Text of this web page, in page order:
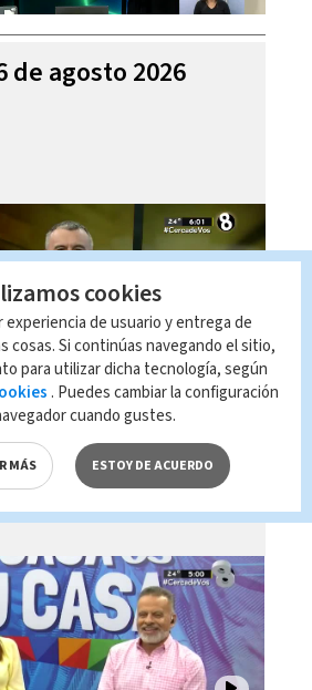
de agosto 2026
su Casa, 06 de
cookies
experiencia de usuario y entrega de
cosas. Si continúas navegando el sitio,
para utilizar dicha tecnología, según
. Puedes cambiar la configuración
cuando gustes.
MÁS ESTOY DE ACUERDO